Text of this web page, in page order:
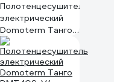
Полотенцесушитель
электрический
Domoterm Танго
DMT 109-V4
36x100 EK L
сенсорный
диммер, хром,